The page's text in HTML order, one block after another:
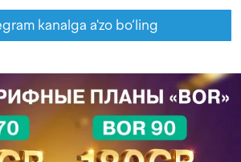
kanalga a'zo bo‘ling